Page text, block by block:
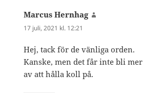
Marcus Hernhag
17 juli, 2021 kl. 12:21
Hej, tack för de vänliga orden.
Kanske, men det får inte bli
av att hålla koll på.